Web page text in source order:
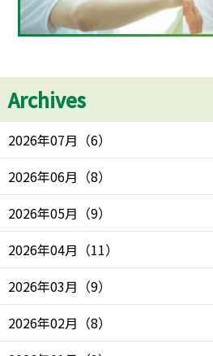
Archives
2026年07月 （6）
2026年06月 （8）
2026年05月 （9）
2026年04月 （11）
2026年03月 （9）
2026年02月 （8）